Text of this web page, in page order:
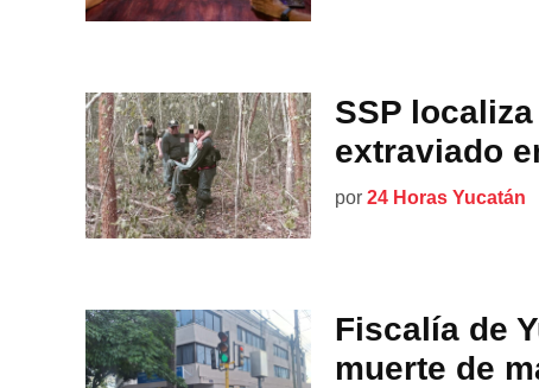
SSP
extraviado
por 24 Horas Yucatán
Fiscalía de
muerte de